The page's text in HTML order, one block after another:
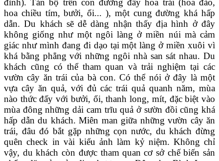
đình). Tản bộ trên con đường đầy hoa trái (hoa đào,
hoa chiều tím, bưởi, ổi... ), một cung đường khá hấp
dẫn. Du khách sẽ dễ dàng nhận thấy địa hình ở đây
không giống như một ngôi làng ở miền núi mà cảm
giác như mình đang đi dạo tại một làng ở miền xuôi vì
khá bằng phẳng với những ngôi nhà san sát nhau. Du
khách cũng có thể tham quan và trải nghiệm tại các
vườn cây ăn trái của bà con. Có thể nói ở đây là một
vựa cây ăn quả, với đủ các trái quả quanh năm, mùa
nào thức đấy với bưởi, ổi, thanh long, mít, đặc biệt vào
mùa đông những dải cam trĩu quả ở sườn đồi cũng khá
hấp dẫn du khách. Miên man giữa những vườn cây ăn
trái, đâu đó bắt gặp những cọn nước, du khách đừng
quên check in vài kiểu ảnh làm kỷ niệm. Không chỉ
vậy, du khách còn được tham quan cơ sở chế biến sản